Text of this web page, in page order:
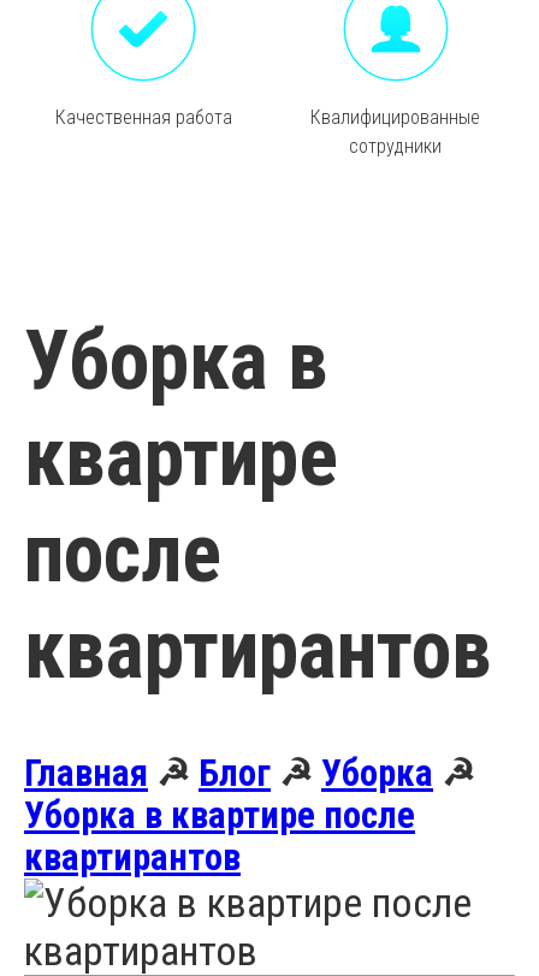
Качественная работа
Квалифицированные
сотрудники
Уборка в
квартире
после
квартирантов
Главная ☭ Блог ☭ Уборка ☭
Уборка в квартире после
квартирантов